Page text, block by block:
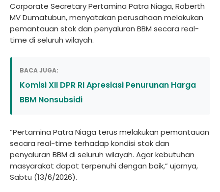
Corporate Secretary Pertamina Patra Niaga, Roberth
MV Dumatubun, menyatakan perusahaan melakukan
pemantauan stok dan penyaluran BBM secara real-
time di seluruh wilayah.
BACA JUGA:
Komisi XII DPR RI Apresiasi Penurunan Harga
BBM Nonsubsidi
“Pertamina Patra Niaga terus melakukan pemantauan
secara real-time terhadap kondisi stok dan
penyaluran BBM di seluruh wilayah. Agar kebutuhan
masyarakat dapat terpenuhi dengan baik,” ujarnya,
Sabtu (13/6/2026).